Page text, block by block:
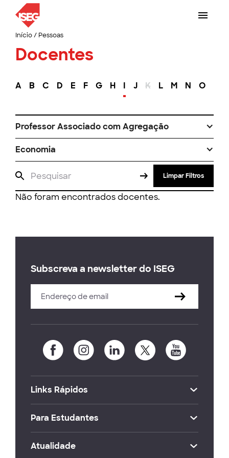
Início/ Pessoas
Docentes
A B C D E F G H I J K L M N O
Professor Associado com Agregação
Economia
Limpar Filtros
Não foram encontrados docentes.
Subscreva a newsletter do ISEG
Links Rápidos
Para Estudantes
Atualidade